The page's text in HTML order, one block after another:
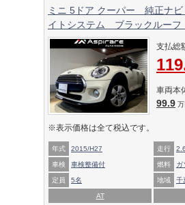
ミニ 5ドア クーパー 純正ナ
イトシステム ブラックルー
ミホイール コンフォートアク
コーダー ETC車載器
支払総
車両本
99.9 万
※表示価格は全て税込です。
年式 2015/H27 走行
車検 車検整備付 燃料 ガ
定員 5名 地域 千
AT